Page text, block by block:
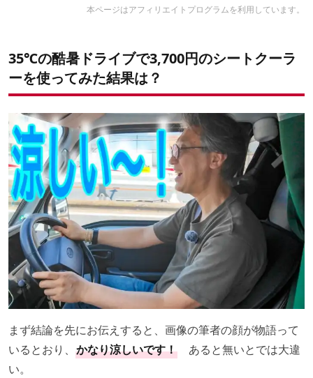
本ページはアフィリエイトプログラムを利用しています。
35℃の酷暑ドライブで3,700円のシートクーラ
ーを使ってみた結果は？
まず結論を先にお伝えすると、画像の筆者の顔が物語って
いるとおり、 かなり涼しいです！ あると無いとでは大違
い。